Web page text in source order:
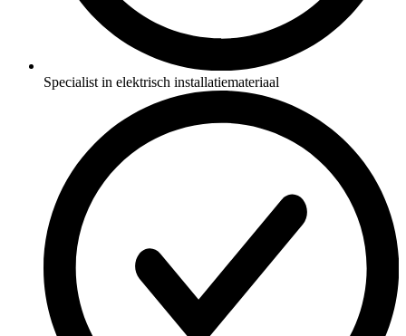
Specialist in elektrisch installatiemateriaal